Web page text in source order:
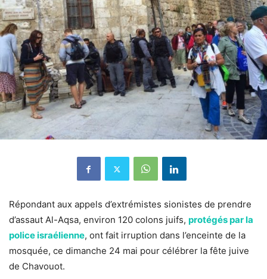
Répondant aux appels d’extrémistes sionistes de prendre
d’assaut Al-Aqsa, environ 120 colons juifs, protégés par la
police israélienne, ont fait irruption dans l’enceinte de la
mosquée, ce dimanche 24 mai pour célébrer la fête juive
de Chavouot.